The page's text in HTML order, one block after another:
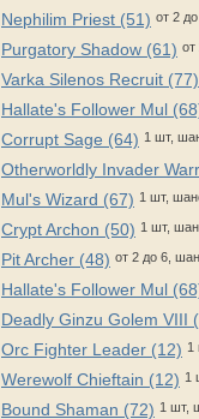
Nephilim Priest (51) от 2
Purgatory Shadow (61) от
Varka Silenos Recruit (77)
Hallate's Follower Mul
Corrupt Sage (64) 1 шт,
Otherworldly Invader
Mul's Wizard (67) 1 шт,
Crypt Archon (50) 1 шт,
Pit Archer (48) от 2 до 6,
Hallate's Follower Mul
Deadly Ginzu Golem VIII
Orc Fighter Leader (12) 1
Werewolf Chieftain (12) 1
Bound Shaman (72) 1 шт,